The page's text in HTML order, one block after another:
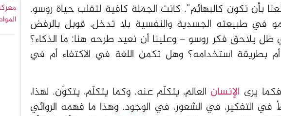
بأن نكون كالبهائم”. كانت الجملة كافية لتقلب حياة روسو.
في طبيعته الجسدية والنفسية بلا تدخل، قوبل بالرفض
ظل يلاحق فكر روسو – وعلينا أن نعيد طرحه هنا: ما الذكاء؟
بطريقة استخدامه؟ وهل تكمن اللغة في الاكتفاء أم في
يرى الإنسان العالم، يتكلّم عنه. وكما يتكلّم، يتكوّن. لهذا،
التفكير، في الشعور، في الوجود. وهذا ما فهمه الروائي